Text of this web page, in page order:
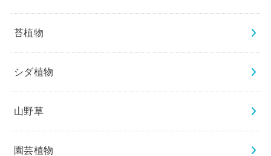
苔植物
シダ植物
山野草
園芸植物